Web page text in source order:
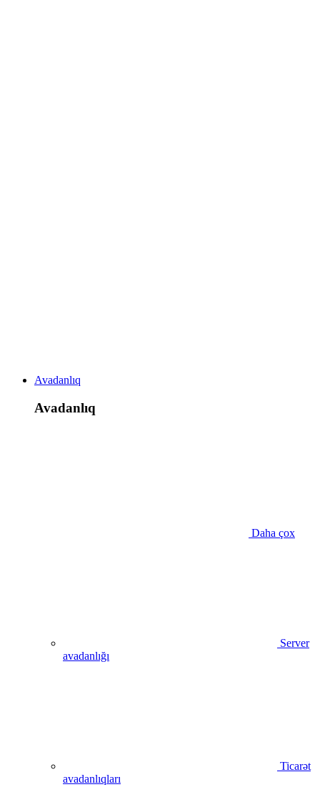
Avadanlıq
Avadanlıq
Daha çox
Server
avadanlığı
Ticarət
avadanlıqları